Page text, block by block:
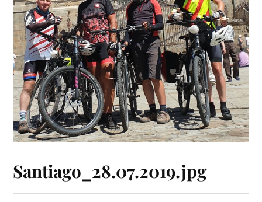
Santiago_28.07.2019.jpg